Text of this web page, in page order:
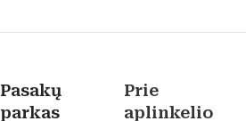
Pasakų
parkas
Prie
aplinkelio